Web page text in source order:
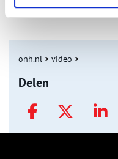
De eendenboeten op De
onh.nl > video >
Delen